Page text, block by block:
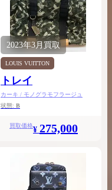
2023年3月買取
LOUIS VUITTON
トレイ
カーキ / モノグラモフラージュ
状態: B
買取価格¥ 275,000